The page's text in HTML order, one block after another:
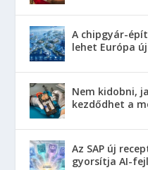
A chipgyár-
lehet Európa
Nem kidobni,
kezdődhet a
Az SAP új
gyorsítja AI-